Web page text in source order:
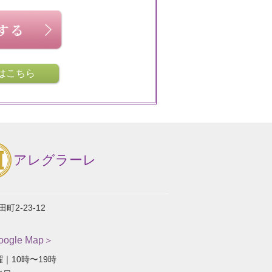
こちら
アレグラーレ
町2-23-12
Map＞
10時〜19時